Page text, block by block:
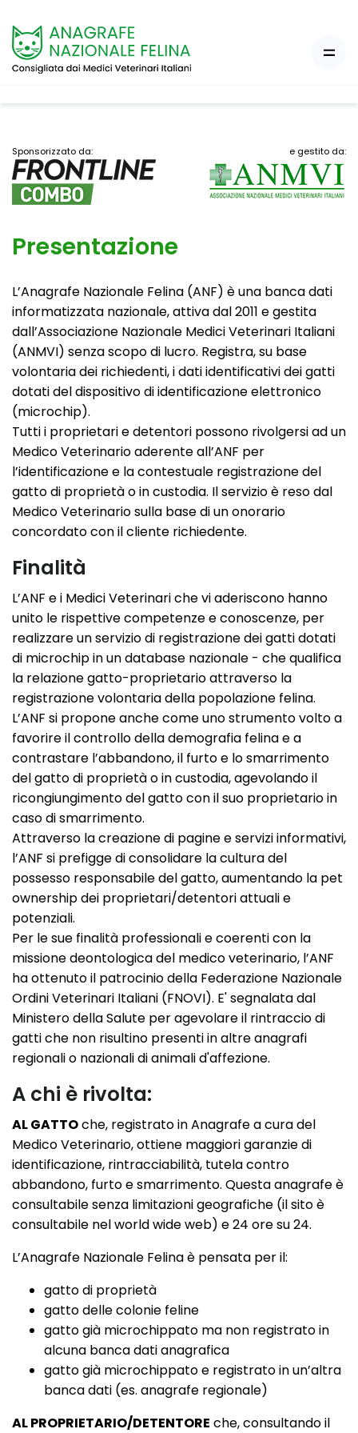
Sponsorizzato da: e gestito da:
Presentazione
L’Anagrafe Nazionale Felina (ANF) è una banca dati
informatizzata nazionale, attiva dal 2011 e gestita
dall’Associazione Nazionale Medici Veterinari Italiani
(ANMVI) senza scopo di lucro. Registra, su base
volontaria dei richiedenti, i dati identificativi dei gatti
dotati del dispositivo di identificazione elettronico
(microchip).
Tutti i proprietari e detentori possono rivolgersi ad un
Medico Veterinario aderente all’ANF per
l’identificazione e la contestuale registrazione del
gatto di proprietà o in custodia. Il servizio è reso dal
Medico Veterinario sulla base di un onorario
concordato con il cliente richiedente.
Finalità
L’ANF e i Medici Veterinari che vi aderiscono hanno
unito le rispettive competenze e conoscenze, per
realizzare un servizio di registrazione dei gatti dotati
di microchip in un database nazionale - che qualifica
la relazione gatto-proprietario attraverso la
registrazione volontaria della popolazione felina.
L’ANF si propone anche come uno strumento volto a
favorire il controllo della demografia felina e a
contrastare l’abbandono, il furto e lo smarrimento
del gatto di proprietà o in custodia, agevolando il
ricongiungimento del gatto con il suo proprietario in
caso di smarrimento.
Attraverso la creazione di pagine e servizi informativi,
l’ANF si prefigge di consolidare la cultura del
possesso responsabile del gatto, aumentando la pet
ownership dei proprietari/detentori attuali e
potenziali.
Per le sue finalità professionali e coerenti con la
missione deontologica del medico veterinario, l’ANF
ha ottenuto il patrocinio della Federazione Nazionale
Ordini Veterinari Italiani (FNOVI). E' segnalata dal
Ministero della Salute per agevolare il rintraccio di
gatti che non risultino presenti in altre anagrafi
regionali o nazionali di animali d'affezione.
A chi è rivolta:
AL GATTOche, registrato in Anagrafe a cura del
Medico Veterinario, ottiene maggiori garanzie di
identificazione, rintracciabilità, tutela contro
abbandono, furto e smarrimento. Questa anagrafe è
consultabile senza limitazioni geografiche (il sito è
consultabile nel world wide web) e 24 ore su 24.
L’Anagrafe Nazionale Felina è pensata per il:
gatto di proprietà
gatto delle colonie feline
gatto già microchippato ma non registrato in
alcuna banca dati anagrafica
gatto già microchippato e registrato in un’altra
banca dati (es. anagrafe regionale)
AL PROPRIETARIO/DETENTORE che, consultando il